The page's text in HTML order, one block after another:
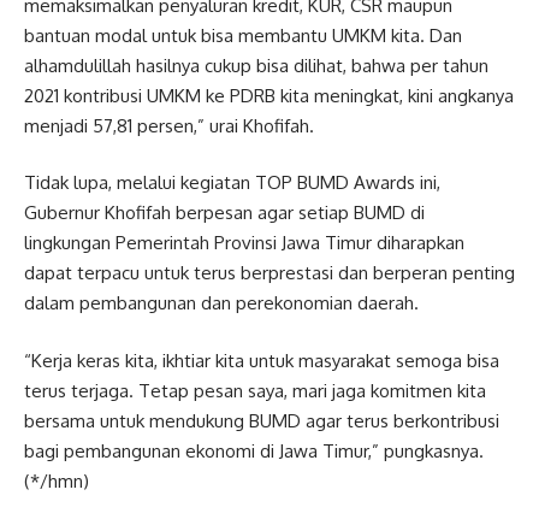
memaksimalkan penyaluran kredit, KUR, CSR maupun
bantuan modal untuk bisa membantu UMKM kita. Dan
alhamdulillah hasilnya cukup bisa dilihat, bahwa per tahun
2021 kontribusi UMKM ke PDRB kita meningkat, kini angkanya
menjadi 57,81 persen,” urai Khofifah.
Tidak lupa, melalui kegiatan TOP BUMD Awards ini,
Gubernur Khofifah berpesan agar setiap BUMD di
lingkungan Pemerintah Provinsi Jawa Timur diharapkan
dapat terpacu untuk terus berprestasi dan berperan penting
dalam pembangunan dan perekonomian daerah.
“Kerja keras kita, ikhtiar kita untuk masyarakat semoga bisa
terus terjaga. Tetap pesan saya, mari jaga komitmen kita
bersama untuk mendukung BUMD agar terus berkontribusi
bagi pembangunan ekonomi di Jawa Timur,” pungkasnya.
(*/hmn)